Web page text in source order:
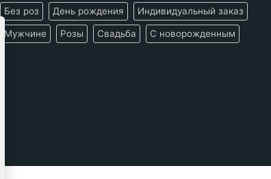
Без роз День рождения Индивидуальный заказ
Мужчине Розы Свадьба С новорожденным